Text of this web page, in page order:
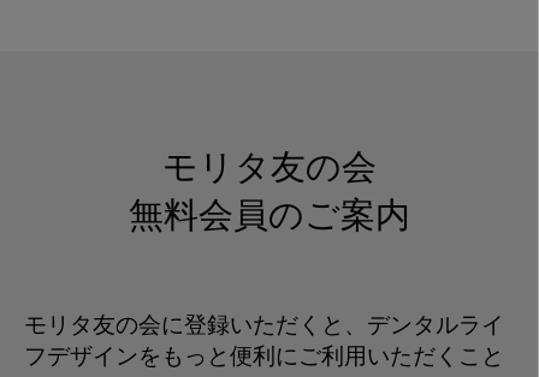
モリタ友の会
無料会員のご案内
モリタ友の会に登録いただくと、デンタルライ
フデザインをもっと便利にご利用いただくこと